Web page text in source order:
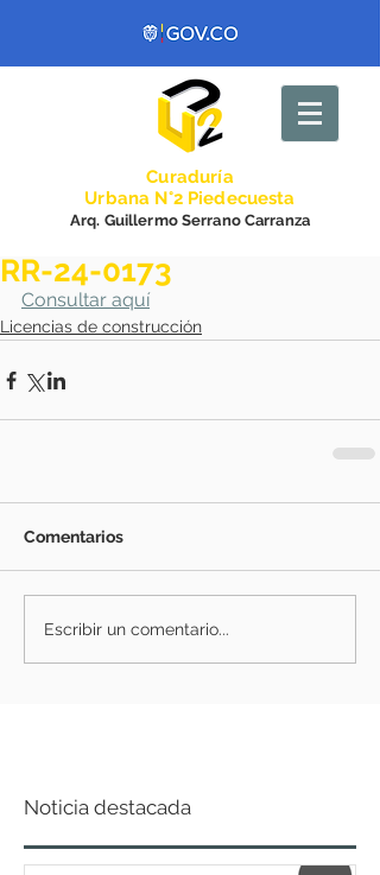
Curaduría
Urbana N°2 Piedecuesta
Arq. Guillermo Serrano Carranza
RR-24-0173
Consultar aquí
Licencias de construcción
Comentarios
Escribir un comentario...
Noticia destacada